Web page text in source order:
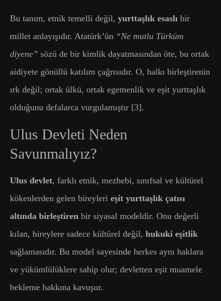
Bu tanım, etnik temelli değil, yurttaşlık esaslı bir
millet anlayışıdır. Atatürk’ün “Ne mutlu Türküm
diyene” sözü de bir kimlik dayatmasından öte, bu ortak
aidiyete gönüllü katılım çağrısıdır. O, halkı birleştirenin
ırk değil; ortak ülkü, ortak egemenlik ve eşit yurttaşlık
olduğunu defalarca vurgulamıştır [3].
Ulus Devleti Neden
Savunmalıyız?
Ulus devlet, farklı etnik, mezhebi, sınıfsal ve kültürel
kökenlerden gelen bireyleri eşit yurttaşlık çatısı
altında birleştiren bir siyasal modeldir. Onu değerli
kılan, bireylere sadece kültürel değil, hukuki eşitlik
sağlamasıdır. Bu model sayesinde herkes aynı haklara
ve yükümlülüklere sahip olur; devletten eşit muamele
bekleme hakkına kavuşur.